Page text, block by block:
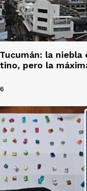
la niebla
pero la